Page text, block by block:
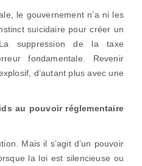
le gouvernement n’a ni les
suicidaire pour créer un
suppression de la taxe
fondamentale. Revenir
d’autant plus avec une
au pouvoir réglementaire
Mais il s’agit d’un pouvoir
la loi est silencieuse ou